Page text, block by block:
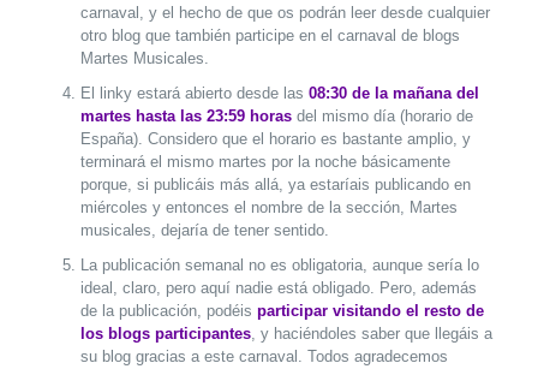
carnaval, y el hecho de que os podrán leer desde cualquier
otro blog que también participe en el carnaval de blogs
Martes Musicales.
El linky estará abierto desde las 08:30 de la mañana del
martes hasta las 23:59 horasdel mismo día (horario de
España). Considero que el horario es bastante amplio, y
terminará el mismo martes por la noche básicamente
porque, si publicáis más allá, ya estaríais publicando en
miércoles y entonces el nombre de la sección, Martes
musicales, dejaría de tener sentido.
La publicación semanal no es obligatoria, aunque sería lo
ideal, claro, pero aquí nadie está obligado. Pero, además
de la publicación, podéis participar visitando el resto de
los blogs participantes, y haciéndoles saber que llegáis a
su blog gracias a este carnaval. Todos agradecemos